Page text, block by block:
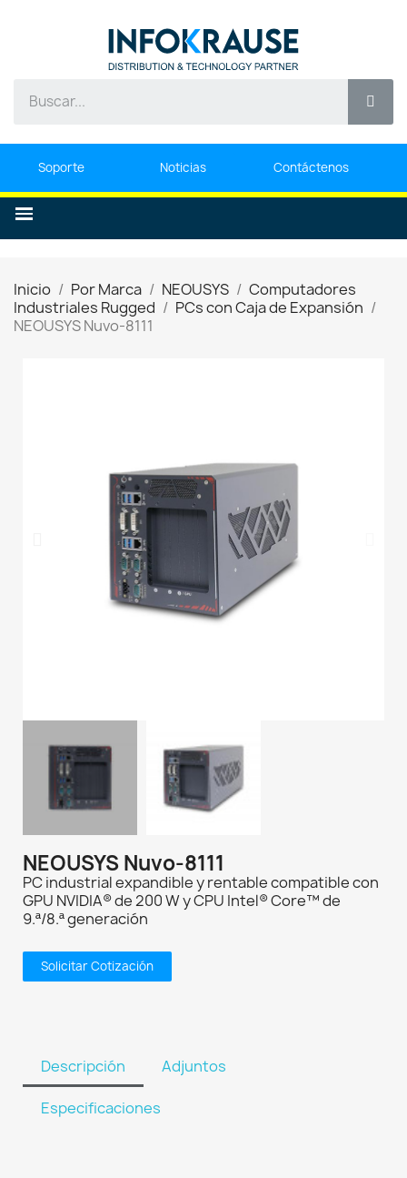
Soporte Noticias Contáctenos
Inicio Por Marca NEOUSYS
Computadores
Industriales Rugged
PCs con Caja de Expansión
NEOUSYS Nuvo-8111
NEOUSYS Nuvo-8111
PC industrial expandible y rentable compatible con
GPU NVIDIA® de 200 W y CPU Intel® Core™ de
9.ª/8.ª generación
Solicitar Cotización
Descripción Adjuntos
Especificaciones